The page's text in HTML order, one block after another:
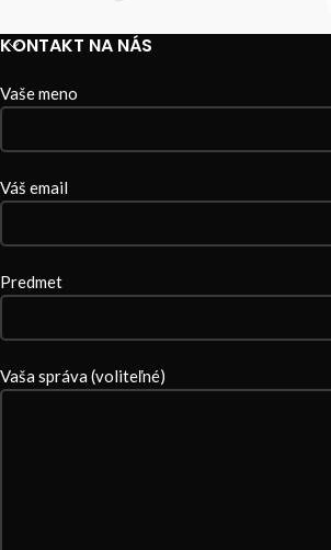
KONTAKT NA NÁS
Vaše meno
Váš email
Predmet
Vaša správa (voliteľné)